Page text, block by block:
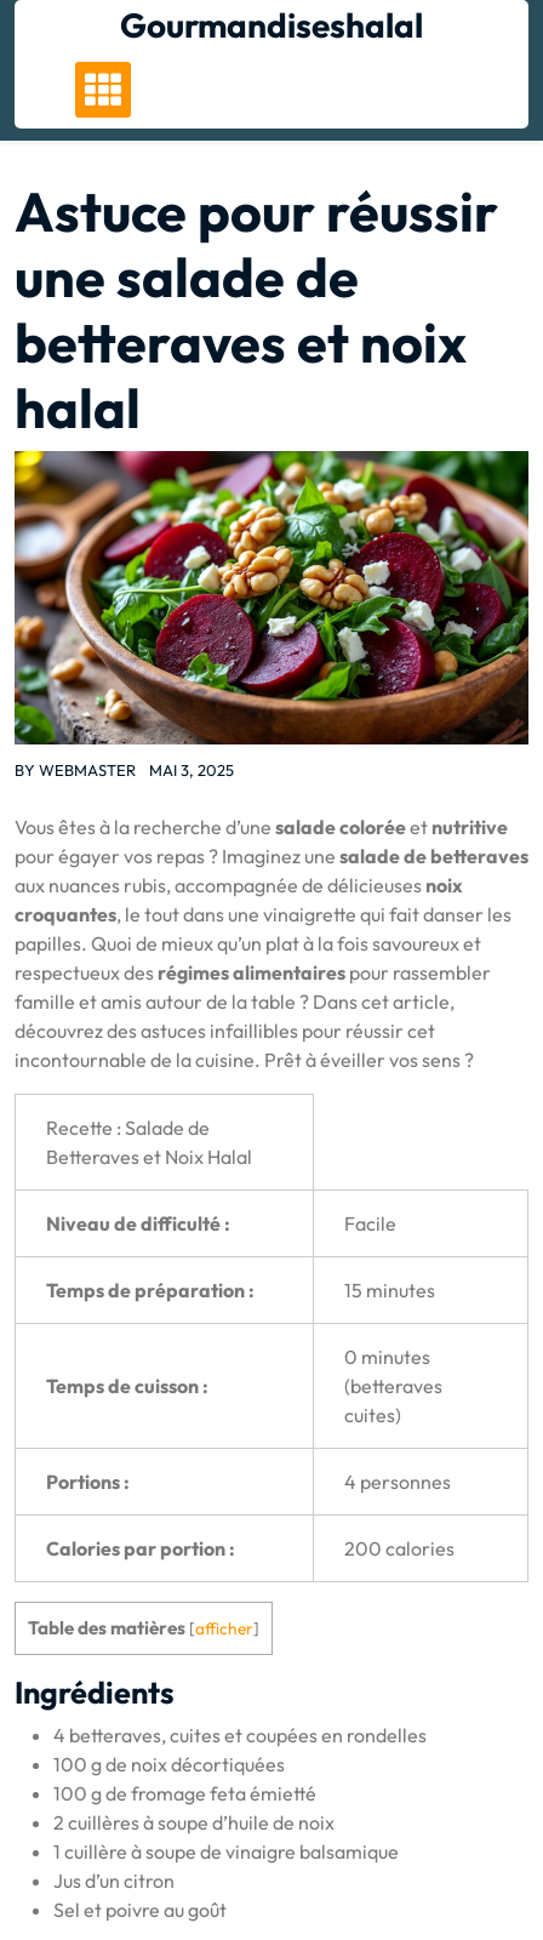
Gourmandiseshalal
Astuce pour réussir
une salade de
betteraves et noix
halal
BY WEBMASTER MAI 3, 2025
Vous êtes à la recherche d’une salade coloréeet nutritive
pour égayer vos repas ? Imaginez une salade de betteraves
aux nuances rubis, accompagnée de délicieuses noix
croquantes, le tout dans une vinaigrette qui fait danser les
papilles. Quoi de mieux qu’un plat à la fois savoureux et
respectueux des régimes alimentaires pour rassembler
famille et amis autour de la table ? Dans cet article,
découvrez des astuces infaillibles pour réussir cet
incontournable de la cuisine. Prêt à éveiller vos sens ?
Recette : Salade de
Betteraves et Noix Halal
Niveau de difficulté : Facile
Temps de préparation : 15 minutes
Temps de cuisson :
0 minutes
(betteraves
cuites)
Portions : 4 personnes
Calories par portion : 200 calories
Table des matières [afficher]
Ingrédients
4 betteraves, cuites et coupées en rondelles
100 g de noix décortiquées
100 g de fromage feta émietté
2 cuillères à soupe d’huile de noix
1 cuillère à soupe de vinaigre balsamique
Jus d’un citron
Sel et poivre au goût